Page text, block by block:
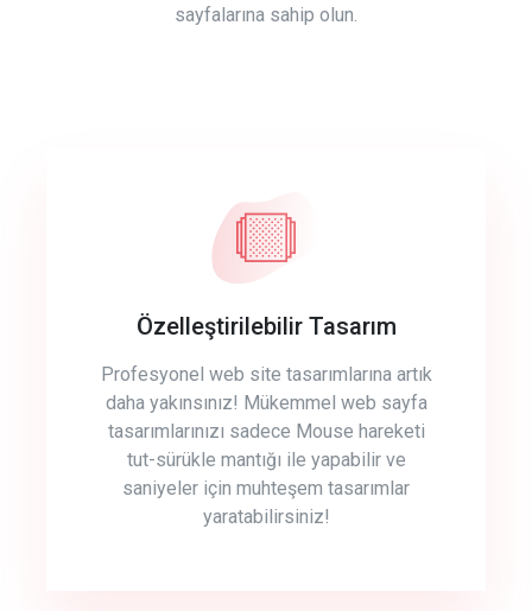
sayfalarına sahip olun.
Özelleştirilebilir Tasarım
Profesyonel web site tasarımlarına artık
daha yakınsınız! Mükemmel web sayfa
tasarımlarınızı sadece Mouse hareketi
tut-sürükle mantığı ile yapabilir ve
saniyeler için muhteşem tasarımlar
yaratabilirsiniz!